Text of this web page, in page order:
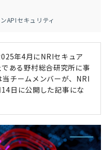
APIセキュリティ
年4月にNRIセキュア
ある野村総合研究所に事
当チームメンバーが、NRI
日に公開した記事にな